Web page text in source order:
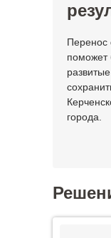
Перенос
поможет
города.